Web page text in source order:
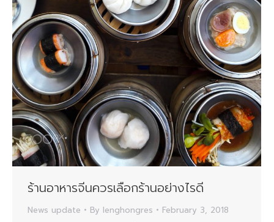
ร้านอาหารจีนควรเลือกร้านอย่างไรดี
News update By lenghongres February 3, 2018